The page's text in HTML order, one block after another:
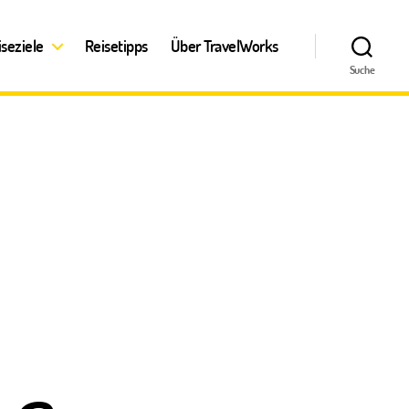
Reisetipps Über TravelWorks
Suche